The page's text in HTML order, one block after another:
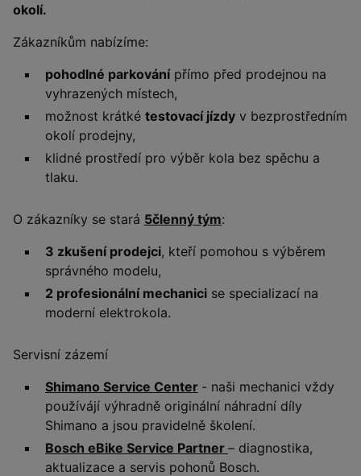
okolí.
Zákazníkům nabízíme:
pohodlné parkovánípřímo před prodejnou na
vyhrazených místech,
možnost krátké testovací jízdy v bezprostředním
okolí prodejny,
klidné prostředí pro výběr kola bez spěchu a
tlaku.
O zákazníky se stará 5členný tým:
3 zkušení prodejci, kteří pomohou s výběrem
správného modelu,
2 profesionální mechanici se specializací na
moderní elektrokola.
Servisní zázemí
Shimano Service Center - naši mechanici vždy
používájí výhradně originální náhradní díly
Shimano a jsou pravidelně školení.
Bosch eBike Service Partner – diagnostika,
aktualizace a servis pohonů Bosch.